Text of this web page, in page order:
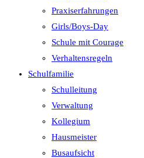
Praxiserfahrungen
Girls/Boys-Day
Schule mit Courage
Verhaltensregeln
Schulfamilie
Schulleitung
Verwaltung
Kollegium
Hausmeister
Busaufsicht